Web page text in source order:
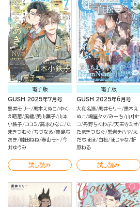
電子版
GUSH 2025年7月号
黒井モリー 黒木えぬこ
ゆく
え萌葱 風緒 美山薫子 山本
小鉄子 ココミ 高永ひなこ た
まきつむぐ
ちづなる 嘉島ち
あき 鮭田ねね 春山モト 今
井ゆうみ
試し読み
電子版
GUSH 2025年6月号
大和名瀬 黒井モリー 黒木え
ぬこ 鳩屋タマ みーち
山中ヒ
コ 丹野ちくわぶ 天王寺ミオ
たまきつむぐ 黒岩チハヤ え
だちほほ
白松 ほじゃな 折
原ねる
試し読み